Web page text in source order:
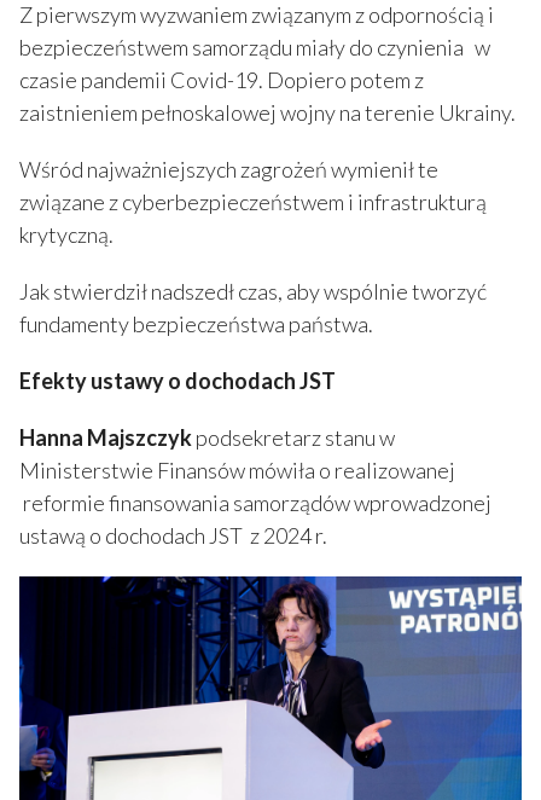
Z pierwszym wyzwaniem związanym z odpornością i
bezpieczeństwem samorządu miały do czynienia w
czasie pandemii Covid-19. Dopiero potem z
zaistnieniem pełnoskalowej wojny na terenie Ukrainy.
Wśród najważniejszych zagrożeń wymienił te
związane z cyberbezpieczeństwem i infrastrukturą
krytyczną.
Jak stwierdził nadszedł czas, aby wspólnie tworzyć
fundamenty bezpieczeństwa państwa.
Efekty ustawy o dochodach JST
Hanna Majszczykpodsekretarz stanu w
Ministerstwie Finansów mówiła o realizowanej
reformie finansowania samorządów wprowadzonej
ustawą o dochodach JST z 2024 r.